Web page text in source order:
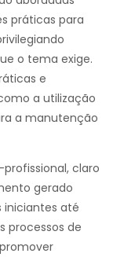
práticas para
o tema exige.
e
a utilização
a manutenção
claro
gerado
iniciantes até
processos de